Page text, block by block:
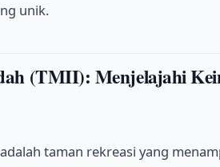
unik.
(TMII): Menjelajahi
taman rekreasi yang